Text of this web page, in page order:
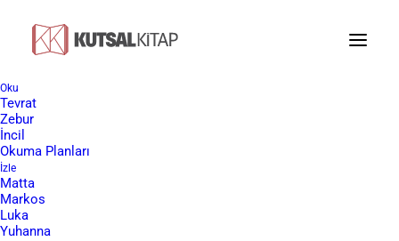
Oku
Tevrat
Zebur
İncil
Okuma Planları
İzle
Matta
Markos
Luka
Yuhanna